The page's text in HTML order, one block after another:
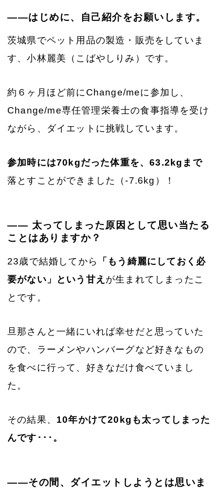
——はじめに、自己紹介をお願いします。
茨城県でペット用品の製造・販売をしていま
す、小林麗美（こばやしりみ）です。
約６ヶ月ほど前にChange/meに参加し、
Change/me専任管理栄養士の食事指導を受け
ながら、ダイエットに挑戦しています。
参加時には70kgだった体重を、63.2kgまで
落とすことができました（-7.6kg）！
—— 太ってしまった原因として思い当たる
ことはありますか？
23歳で結婚してから
「もう綺麗にしておく必
要がない」という甘え が生まれてしまったこ
とです。
旦那さんと一緒にいれば幸せだと思っていた
ので、ラーメンやハンバーグなど好きなもの
を食べに行って、好きなだけ食べていまし
た。
その結果、 10年かけて20kgも太ってしまった
んです･･･。
——その間、ダイエットしようとは思いま